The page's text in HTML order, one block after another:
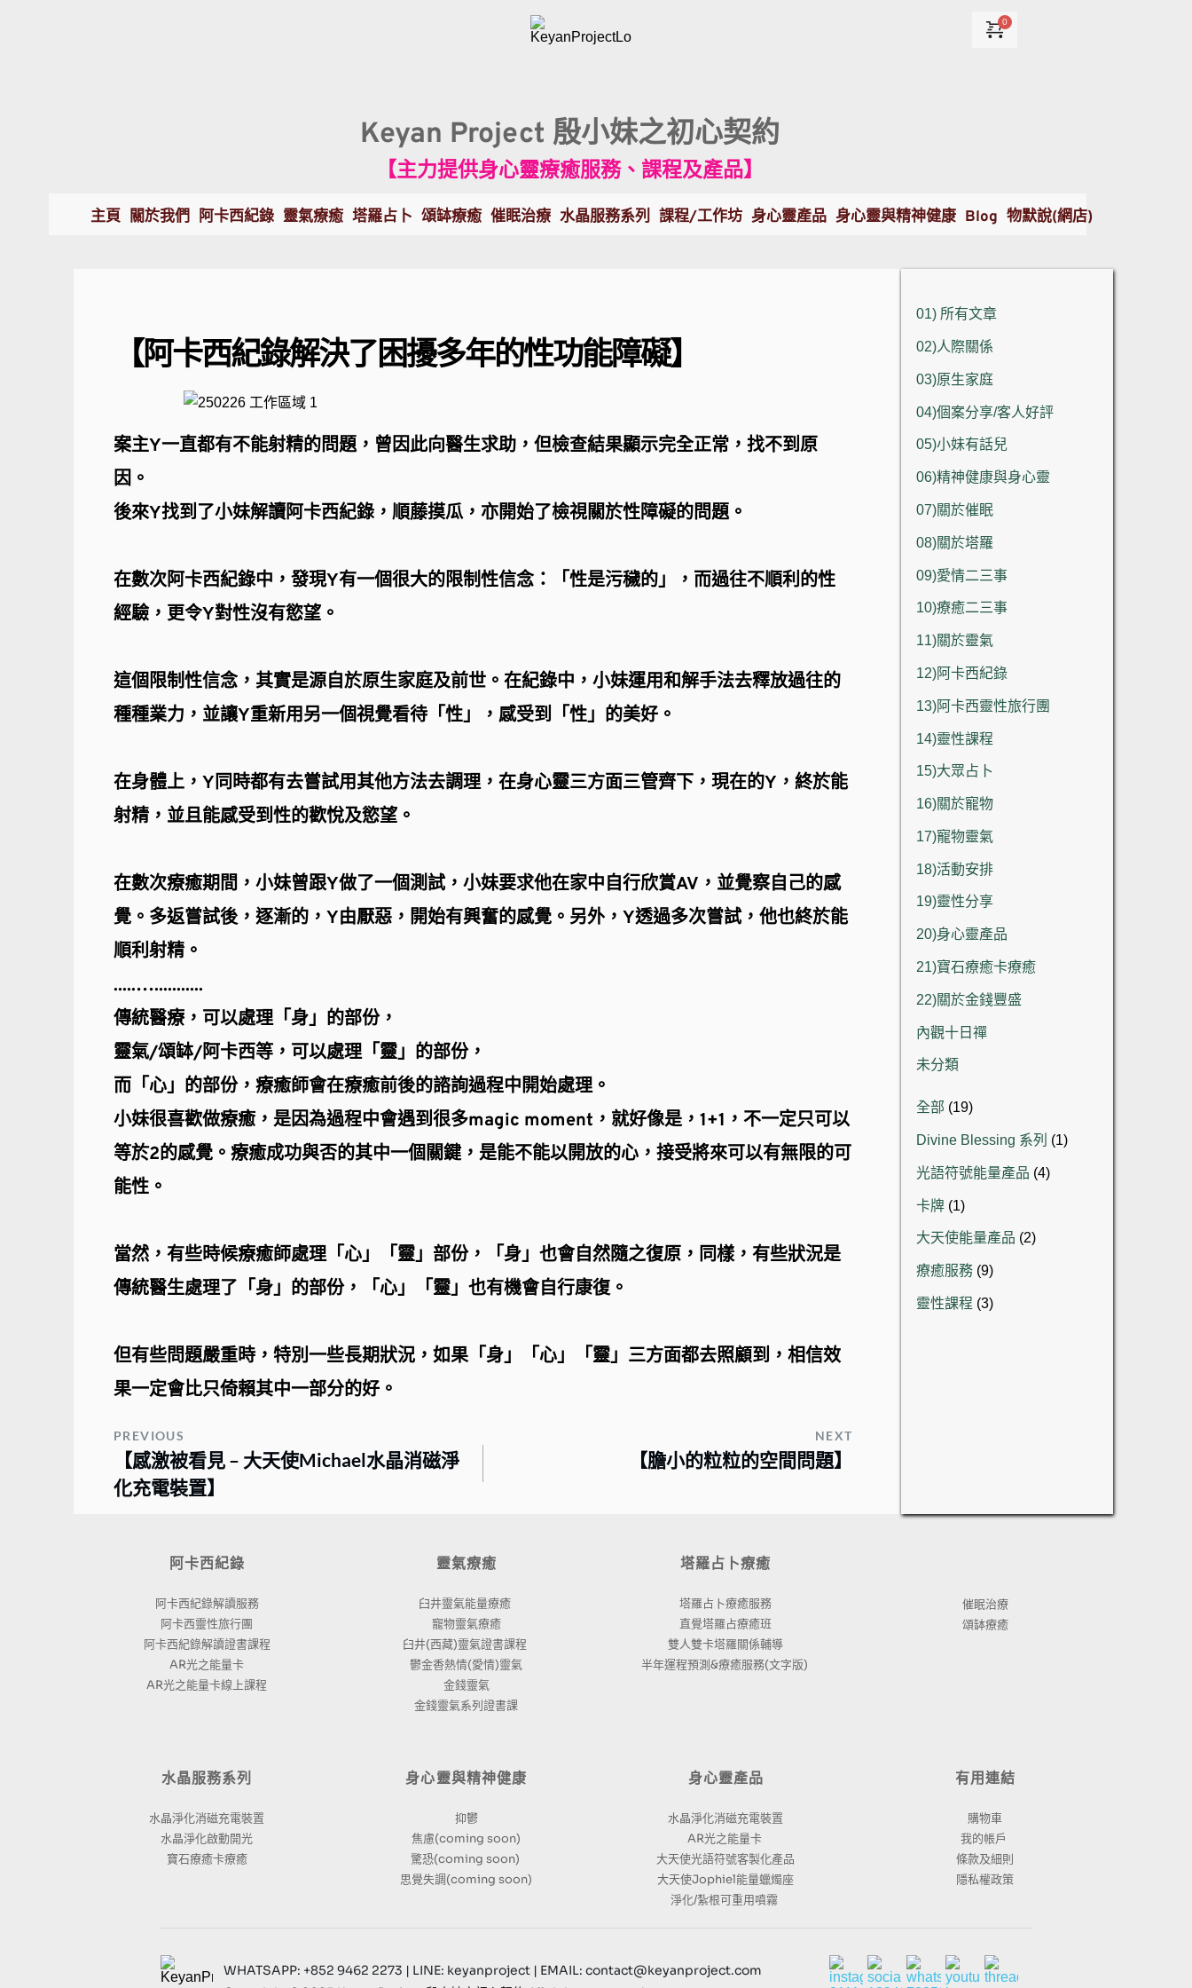
Keyan Project 殷小妹之初心契約
【主力提供身心靈療癒服務、課程及產品】
主頁 關於我們 阿卡西紀錄 靈氣療癒 塔羅占卜 頌缽療癒 催眠治療 水晶服務系列 課程/工作坊 身心靈產品 身心靈與精神健康 Blog 物默說(網店)
【阿卡西紀錄解決了困擾多年的性功能障礙】
案主Y一直都有不能射精的問題，曾因此向醫生求助，但檢查結果顯示完全正常，找不到原
因。
後來Y找到了小妹解讀阿卡西紀錄，順藤摸瓜，亦開始了檢視關於性障礙的問題。
在數次阿卡西紀錄中，發現Y有一個很大的限制性信念：「性是污穢的」，而過往不順利的性
經驗，更令Y對性沒有慾望。
這個限制性信念，其實是源自於原生家庭及前世。在紀錄中，小妹運用和解手法去釋放過往的
種種業力，並讓Y重新用另一個視覺看待「性」，感受到「性」的美好。
在身體上，Y同時都有去嘗試用其他方法去調理，在身心靈三方面三管齊下，現在的Y，終於能
射精，並且能感受到性的歡悅及慾望。
在數次療癒期間，小妹曾跟Y做了一個測試，小妹要求他在家中自行欣賞AV，並覺察自己的感
覺。多返嘗試後，逐漸的，Y由厭惡，開始有興奮的感覺。另外，Y透過多次嘗試，他也終於能
順利射精。
.....…...........
傳統醫療，可以處理「身」的部份，
靈氣/頌缽/阿卡西等，可以處理「靈」的部份，
而「心」的部份，療癒師會在療癒前後的諮詢過程中開始處理。
小妹很喜歡做療癒，是因為過程中會遇到很多magic moment，就好像是，1+1，不一定只可以
等於2的感覺。療癒成功與否的其中一個關鍵，是能不能以開放的心，接受將來可以有無限的可
能性。
當然，有些時候療癒師處理「心」「靈」部份，「身」也會自然隨之復原，同樣，有些狀況是
傳統醫生處理了「身」的部份，「心」「靈」也有機會自行康復。
但有些問題嚴重時，特別一些長期狀況，如果「身」「心」「靈」三方面都去照顧到，相信效
果一定會比只倚賴其中一部分的好。
PREVIOUS NEXT
【感激被看見 – 大天使Michael水晶消磁淨
化充電裝置】
【膽小的粒粒的空間問題】
01) 所有文章
02)人際關係
03)原生家庭
04)個案分享/客人好評
05)小妹有話兒
06)精神健康與身心靈
07)關於催眠
08)關於塔羅
09)愛情二三事
10)療癒二三事
11)關於靈氣
12)阿卡西紀錄
13)阿卡西靈性旅行團
14)靈性課程
15)大眾占卜
16)關於寵物
17)寵物靈氣
18)活動安排
19)靈性分享
20)身心靈產品
21)寶石療癒卡療癒
22)關於金錢豐盛
內觀十日禪
未分類
全部 1919
產
品
Divine Blessing 系列 11
光語符號能量產品 44
卡牌 11
產
品
大天使能量產品 22
療癒服務 99
產
靈性課程 33
阿卡西紀錄
阿卡西紀錄解讀服務
阿卡西靈性旅行團
阿卡西紀錄解讀證書課程
AR光之能量卡
AR光之能量卡線上課程
靈氣療癒
臼井靈氣能量療癒
寵物靈氣療癒
臼井(西藏)靈氣證書課程
鬱金香熱情(愛情)靈氣
金錢靈氣
金錢靈氣系列證書課
塔羅占卜療癒
塔羅占卜療癒服務
直覺塔羅占療癒班
雙人雙卡塔羅關係輔導
半年運程預測&療癒服務(文字版)
催眠治療
頌缽療癒
水晶服務系列
水晶淨化消磁充電裝置
水晶淨化啟動開光
寶石療癒卡療癒
身心靈與精神健康
抑鬱
焦慮(coming soon)
驚恐(coming soon)
思覺失調(coming soon)
身心靈產品
水晶淨化消磁充電裝置
AR光之能量卡
大天使光語符號客製化產品
大天使Jophiel能量蠟燭座
淨化/紮根可重用噴霧
有用連結
購物車
我的帳戶
條款及細則
隱私權政策
WHATSAPP: +852 9462 2273 | LINE: keyanproject | EMAIL: contact@keyanproject.com